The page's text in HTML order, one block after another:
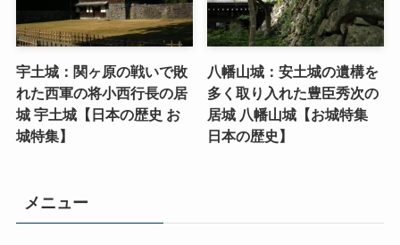
宇土城：関ヶ原の戦いで敗
れた西軍の将小西行長の居
城 宇土城【日本の歴史 お
城特集】
八幡山城：安土城の遺構を
多く取り入れた豊臣秀次の
居城 八幡山城【お城特集
日本の歴史】
メニュー